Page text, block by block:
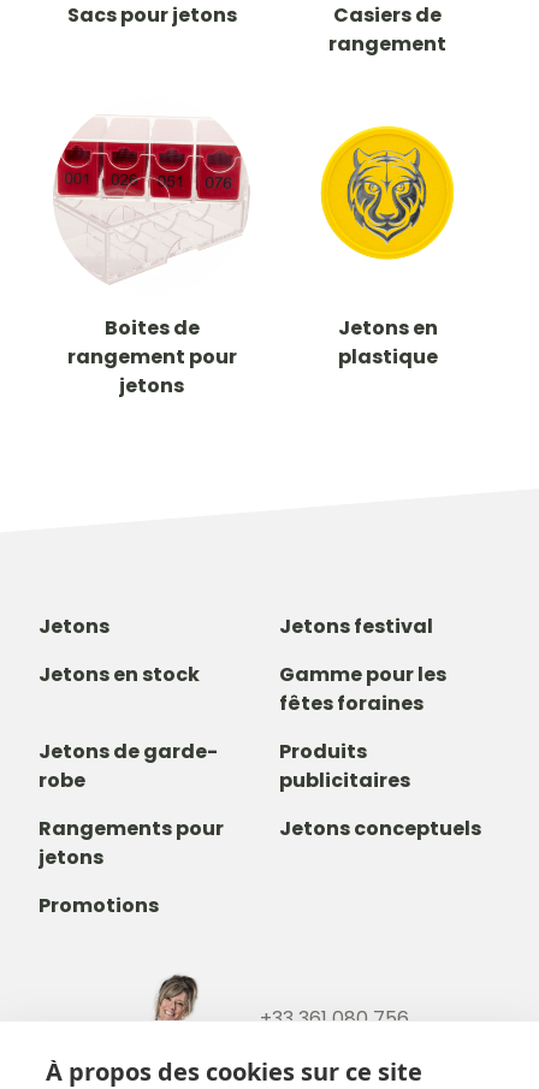
À propos des cookies sur ce site
Sacs pour jetons
Casiers de
rangement
Boites de
rangement pour
jetons
Jetons en
plastique
Jetons
Jetons festival
Jetons en stock
Gamme pour les
fêtes foraines
Jetons de garde-
robe
Produits
publicitaires
Rangements pour
jetons
Jetons conceptuels
Promotions
+33 361 080 756